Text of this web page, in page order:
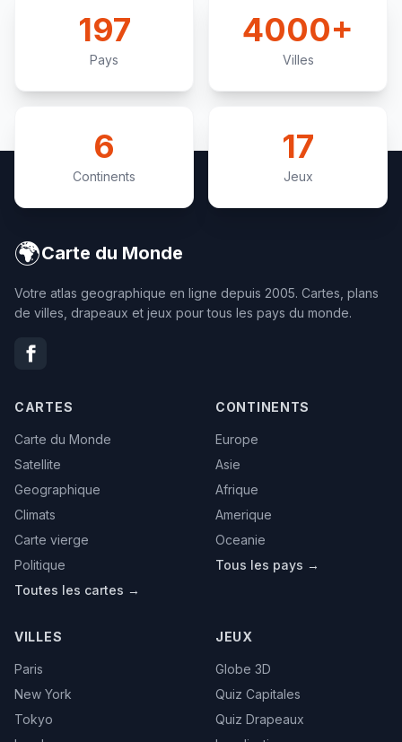
197
Pays
4000+
Villes
6
Continents
17
Jeux
🌍Carte du Monde
Votre atlas geographique en ligne depuis 2005. Cartes, plans
de villes, drapeaux et jeux pour tous les pays du monde.
CARTES
Carte du Monde
Satellite
Geographique
Climats
Carte vierge
Politique
Toutes les cartes →
CONTINENTS
Europe
Asie
Afrique
Amerique
Oceanie
Tous les pays →
VILLES
Paris
New York
Tokyo
JEUX
Globe 3D
Quiz Capitales
Quiz Drapeaux